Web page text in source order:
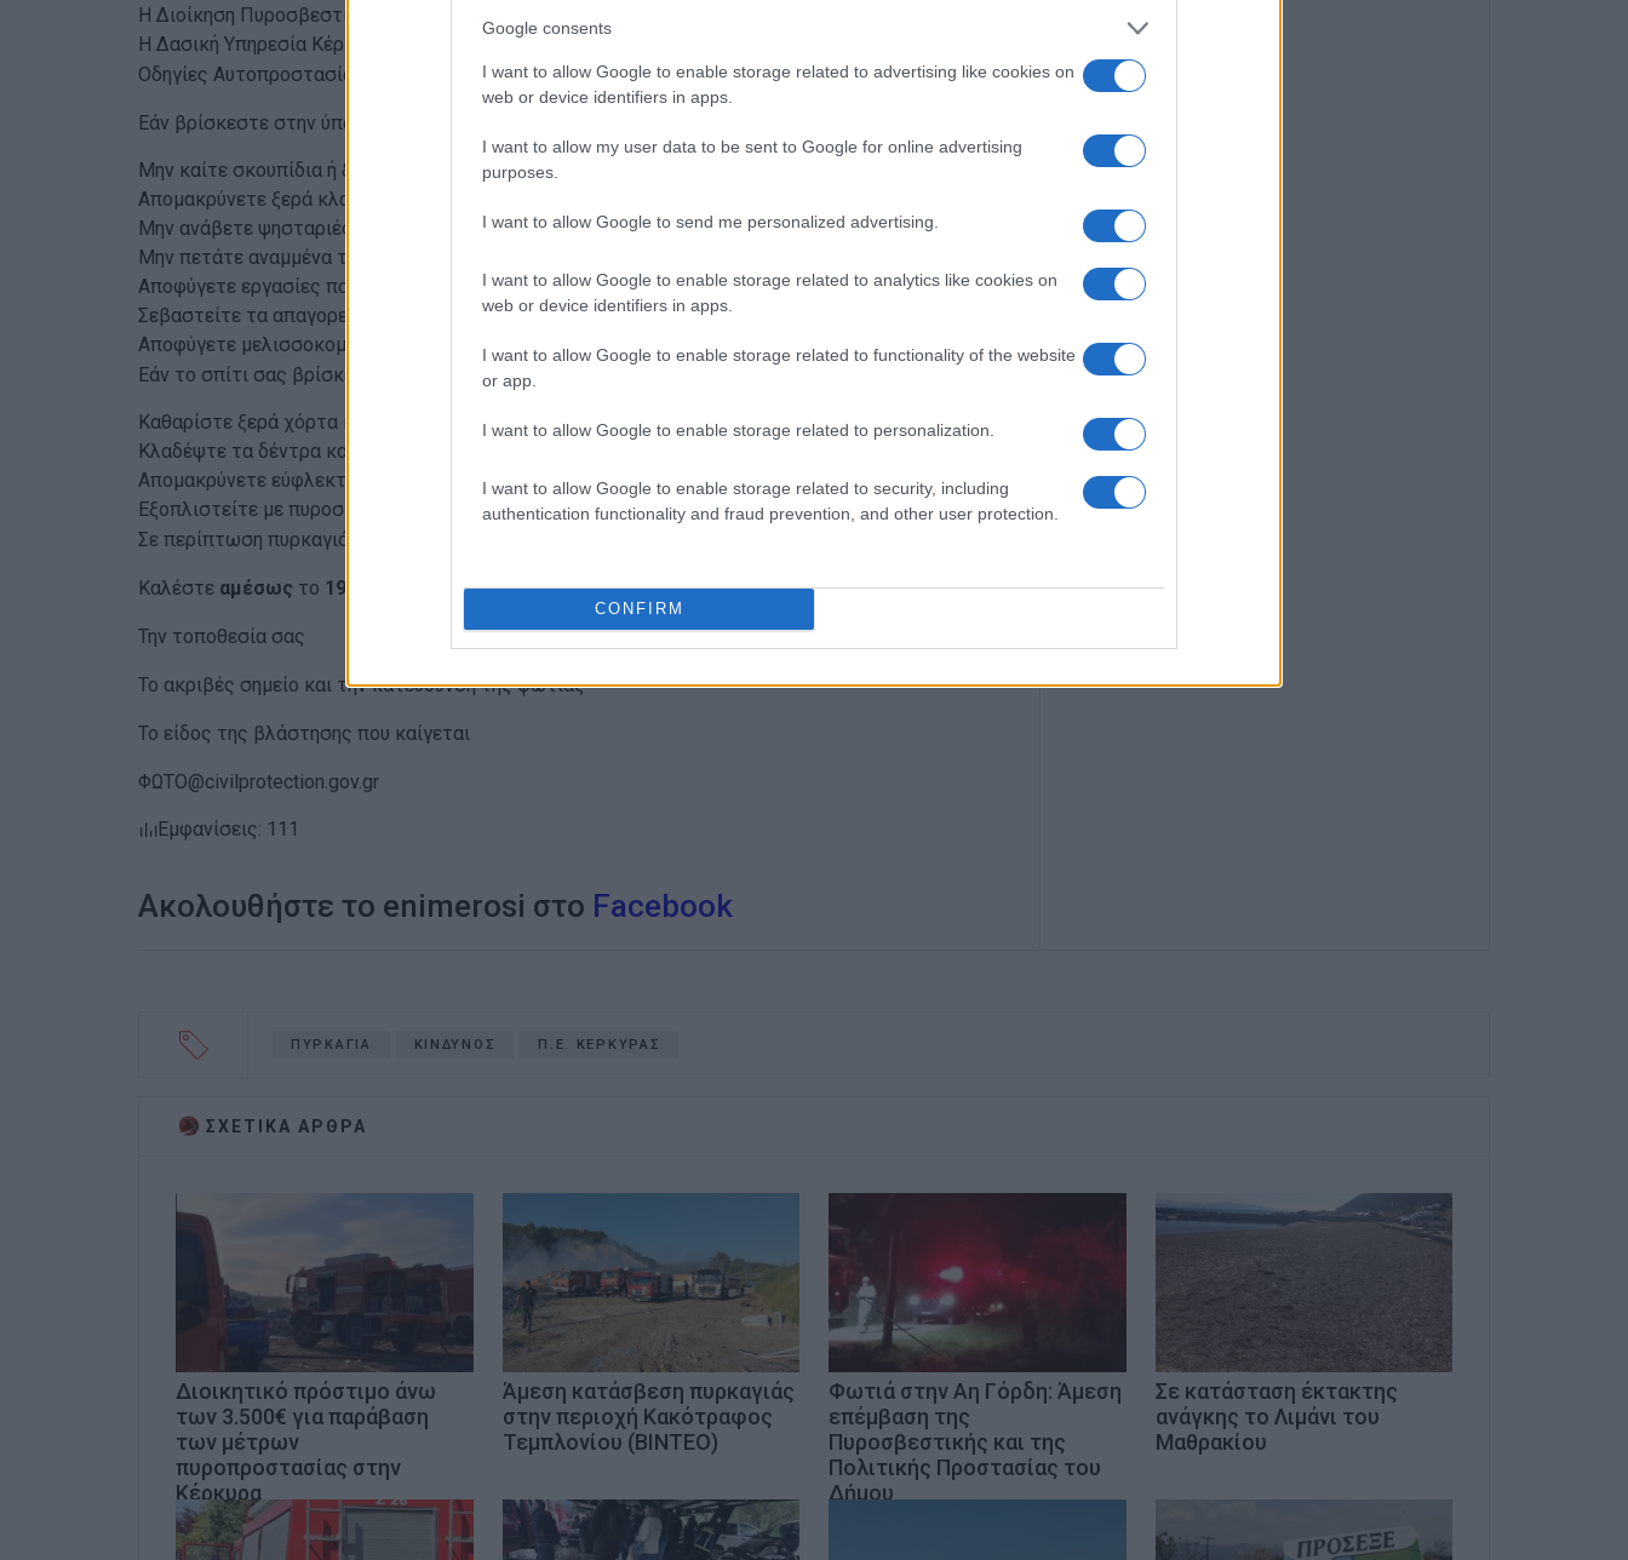
Google consents
I want to allow Google to enable storage related to advertising like cookies on
web or device identifiers in apps.
I want to allow my user data to be sent to Google for online advertising
purposes.
I want to allow Google to send me personalized advertising.
I want to allow Google to enable storage related to analytics like cookies on
web or device identifiers in apps.
I want to allow Google to enable storage related to functionality of the website
or app.
I want to allow Google to enable storage related to personalization.
I want to allow Google to enable storage related to security, including
authentication functionality and fraud prevention, and other user protection.
CONFIRM
Η Διοίκηση Πυροσβεστικής Υπηρεσίας Κέρκυρας
Η Δασική Υπηρεσία Κέρκυρας
Οδηγίες Αυτοπροστασίας
Εάν βρίσκεστε στην ύπαιθρο:
Μην καίτε σκουπίδια ή ξερά χόρτα
Απομακρύνετε ξερά κλαδιά από δέντρα και θάμνους
Μην ανάβετε ψησταριές σε δασικές περιοχές
Μην πετάτε αναμμένα τσιγάρα
Αποφύγετε εργασίες που προκαλούν σπινθήρες (τροχοί, ηλεκτροσυγκολλήσεις)
Σεβαστείτε τα απαγορευτικά πρόσβασης
Αποφύγετε μελισσοκομικές εργασίες
Εάν το σπίτι σας βρίσκεται κοντά σε δάσος:
Καθαρίστε ξερά χόρτα και φύλλα σε ακτίνα 10 μέτρων
Κλαδέψτε τα δέντρα και αφαιρέστε κλαδιά που αγγίζουν το σπίτι
Απομακρύνετε εύφλεκτα υλικά και αντικείμενα από το χώρο
Εξοπλιστείτε με πυροσβεστήρες, σωλήνες νερού και δεξαμενή
Σε περίπτωση πυρκαγιάς:
Καλέστε αμέσως το 199 , δίνοντας σαφείς πληροφορίες για:
Την τοποθεσία σας
Το ακριβές σημείο και την κατεύθυνση της φωτιάς
Το είδος της βλάστησης που καίγεται
ΦΩΤΟ@civilprotection.gov.gr
Εμφανίσεις: 111
Ακολουθήστε το enimerosi στο Facebook
ΠΥΡΚΑΓΙΑ ΚΙΝΔΥΝΟΣ Π.Ε. ΚΕΡΚΥΡΑΣ
ΣΧΕΤΙΚA AΡΘΡΑ
Διοικητικό πρόστιμο άνω
των 3.500€ για παράβαση
των μέτρων
πυροπροστασίας στην
Κέρκυρα
Άμεση κατάσβεση πυρκαγιάς
στην περιοχή Κακότραφος
Τεμπλονίου (ΒΙΝΤΕΟ)
Φωτιά στην Αη Γόρδη: Άμεση
επέμβαση της
Πυροσβεστικής και της
Πολιτικής Προστασίας του
Δήμου
Σε κατάσταση έκτακτης
ανάγκης το Λιμάνι του
Μαθρακίου